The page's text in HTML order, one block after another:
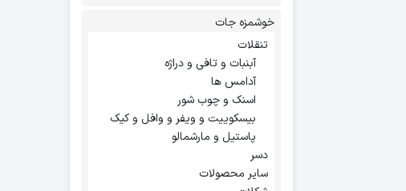
خوشمزه جات
تنقلات
آبنبات و تافی و دراژه
آدامس ها
اسنک و چوب شور
بیسکوییت و ویفر و وافل و کیک
پاستیل و مارشمالو
دسر
سایر محصولات